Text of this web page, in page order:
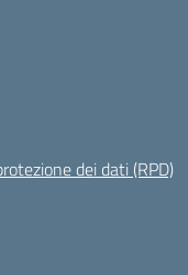
dei dati (RPD)